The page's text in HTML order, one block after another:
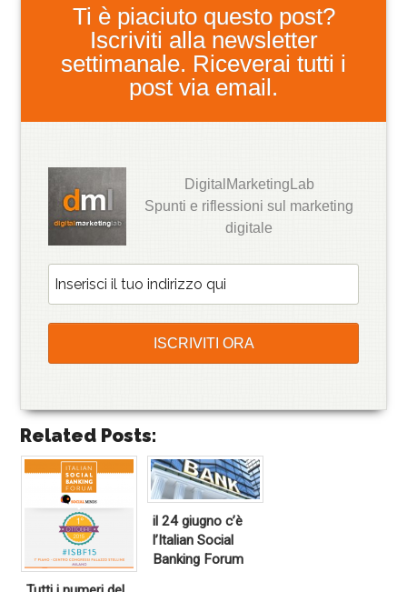
Ti è piaciuto questo post?
Iscriviti alla newsletter
settimanale. Riceverai tutti i
post via email.
DigitalMarketingLab
Spunti e riflessioni sul marketing
digitale
Related Posts:
il 24 giugno c’è
l’Italian Social
Banking Forum